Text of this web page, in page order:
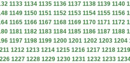
1133 1134 1135 1136 1137 1138 1139 1140
1149 1150 1151 1152 1153 1154 1155 1156
1165 1166 1167 1168 1169 1170 1171 1172
1181 1182 1183 1184 1185 1186 1187 1188
1197 1198 1199 1200 1201 1202 1203 1204
1212 1213 1214 1215 1216 1217 1218 1219
1227 1228 1229 1230 1231 1232 1233